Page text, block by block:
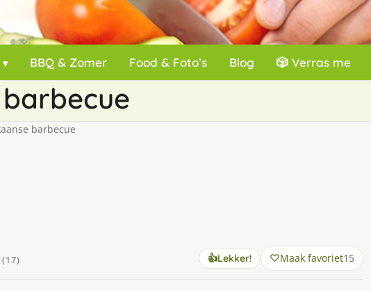
BBQ & Zomer Food & Foto’s Blog 🎲 Verras me
barbecue
👍Lekker! Maak favoriet15